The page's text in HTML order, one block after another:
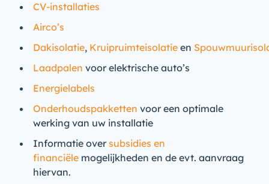
CV-installaties
Airco’s
Dakisolatie, Kruipruimteisolatie en
Laadpalen voor elektrische auto’s
Energielabels
Onderhoudspakketten voor een optimale
werking van uw installatie
Informatie over subsidies en
financiële mogelijkheden en de evt. aanvraag
hiervan.